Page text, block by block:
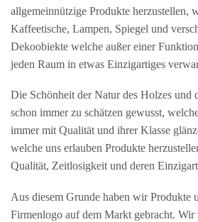
allgemeinnützige Produkte herzustellen,
Kaffeetische, Lampen, Spiegel und
Dekoobiekte welche außer einer
jeden Raum in etwas Einzigartiges
Die Schönheit der Natur des Holzes und
schon immer zu schätzen gewusst,
immer mit Qualität und ihrer Klasse
welche uns erlauben Produkte
Qualität, Zeitlosigkeit und deren
Aus diesem Grunde haben wir Produkte
Firmenlogo auf dem Markt gebracht. Wir